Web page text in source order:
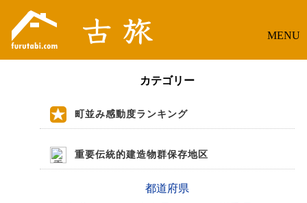
MENU
カテゴリー
町並み感動度ランキング
重要伝統的建造物群保存地区
都道府県